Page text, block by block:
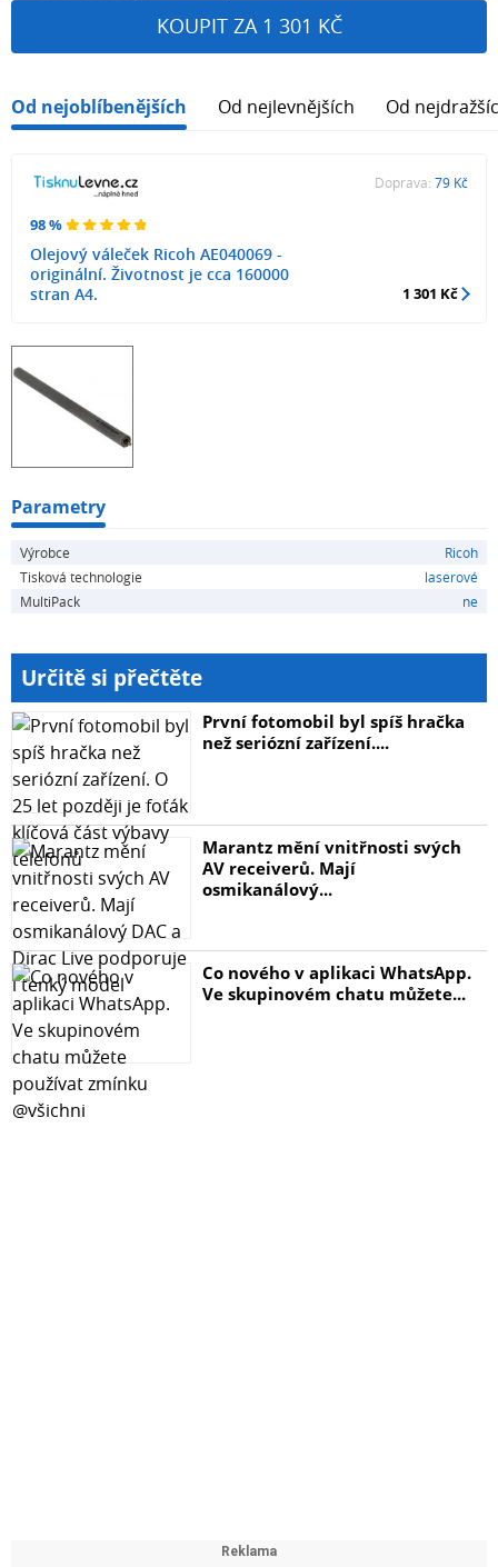
KOUPIT ZA 1 301 KČ
Od nejoblíbenějších Od nejlevnějších Od
98 %
Olejový váleček Ricoh AE040069 -
originální. Životnost je cca 160000
stran A4.
Doprava: 79 Kč
1 301 Kč
Parametry
Výrobce
Ricoh
Tisková technologie
laserové
MultiPack
ne
Určitě si přečtěte
První fotomobil byl spíš hračka
než seriózní zařízení....
Marantz mění vnitřnosti svých
AV receiverů. Mají
osmikanálový...
Co nového v aplikaci WhatsApp.
Ve skupinovém chatu můžete...